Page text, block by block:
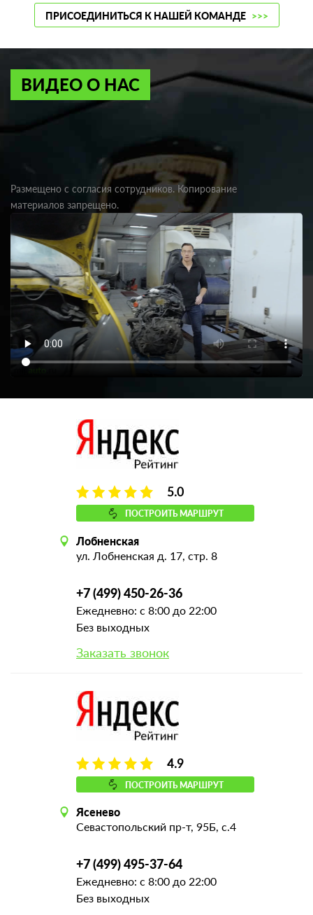
ПРИСОЕДИНИТЬСЯ К НАШЕЙ КОМАНДЕ >>>
ВИДЕО О НАС
Размещено с согласия сотрудников. Копирование
материалов запрещено.
5.0
ПОСТРОИТЬ МАРШРУТ
Лобненская
ул. Лобненская д. 17, стр. 8
+7 (499) 450-26-36
Ежедневно: с 8:00 до 22:00
Без выходных
Заказать звонок
4.9
ПОСТРОИТЬ МАРШРУТ
Ясенево
Севастопольский пр-т, 95Б, с.4
+7 (499) 495-37-64
Ежедневно: с 8:00 до 22:00
Без выходных